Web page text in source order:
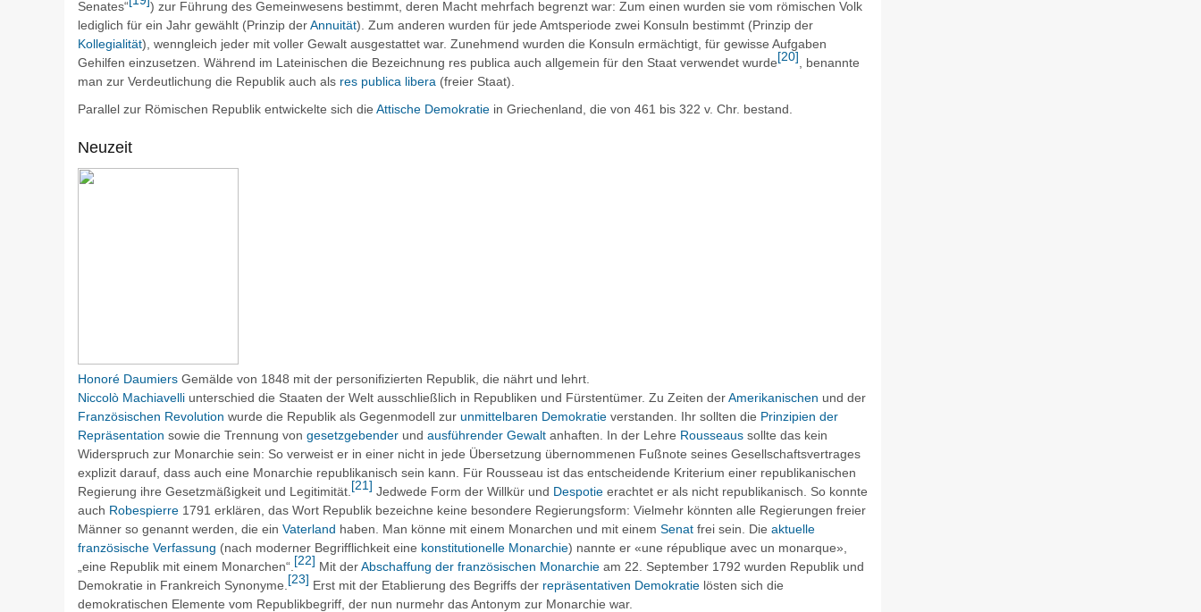
Senates“
) zur Führung des Gemeinwesens bestimmt, deren Macht mehrfach begrenzt war: Zum einen wurden sie vom römischen Volk
lediglich für ein Jahr gewählt (Prinzip derAnnuität). Zum anderen wurden für jede Amtsperiode zwei Konsuln bestimmt (Prinzip der
Kollegialität), wenngleich jeder mit voller Gewalt ausgestattet war. Zunehmend wurden die Konsuln ermächtigt, für gewisse Aufgaben
Gehilfen einzusetzen. Während im Lateinischen die Bezeichnung res publica auch allgemein für den Staat verwendet wurde[20] , benannte
man zur Verdeutlichung die Republik auch als res publica libera (freier Staat).
Parallel zur Römischen Republik entwickelte sich die Attische Demokratie in Griechenland, die von 461 bis 322 v. Chr. bestand.
Neuzeit
Honoré Daumiers Gemälde von 1848 mit der personifizierten Republik, die nährt und lehrt.
Niccolò Machiavelli unterschied die Staaten der Welt ausschließlich in Republiken und Fürstentümer. Zu Zeiten derAmerikanischen und der
Französischen Revolution wurde die Republik als Gegenmodell zur unmittelbaren Demokratie verstanden. Ihr sollten die Prinzipien der
Repräsentation sowie die Trennung von gesetzgebender und ausführender Gewalt anhaften. In der Lehre Rousseaus sollte das kein
Widerspruch zur Monarchie sein: So verweist er in einer nicht in jede Übersetzung übernommenen Fußnote seines Gesellschaftsvertrages
explizit darauf, dass auch eine Monarchie republikanisch sein kann. Für Rousseau ist das entscheidende Kriterium einer republikanischen
Regierung ihre Gesetzmäßigkeit und Legitimität. [21] Jedwede Form der Willkür und Despotie erachtet er als nicht republikanisch. So konnte
auch Robespierre 1791 erklären, das Wort Republik bezeichne keine besondere Regierungsform: Vielmehr könnten alle Regierungen freier
Männer so genannt werden, die ein Vaterland haben. Man könne mit einem Monarchen und mit einem Senat frei sein. Die aktuelle
französische Verfassung (nach moderner Begrifflichkeit eine konstitutionelle Monarchie) nannte er «une république avec un monarque»,
„eine Republik mit einem Monarchen“. [22] Mit derAbschaffung der französischen Monarchie am 22. September 1792 wurden Republik und
Demokratie in Frankreich Synonyme. [23] Erst mit der Etablierung des Begriffs der repräsentativen Demokratie lösten sich die
demokratischen Elemente vom Republikbegriff, der nun nurmehr das Antonym zur Monarchie war.